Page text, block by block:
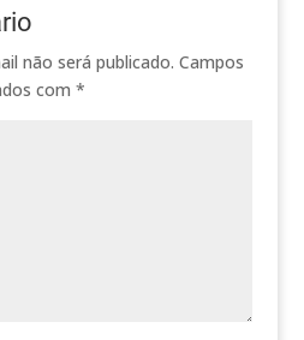
não será publicado. Campos
com *